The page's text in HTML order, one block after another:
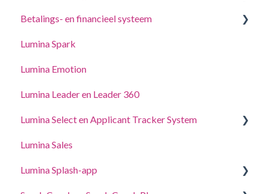
Online Leerportaal (LLXP)
Betalings- en financieel systeem
Punten kopen en transacties bekijken
Lumina Spark
Lumina Emotion
Lumina Leader en Leader 360
Lumina Select en Applicant Tracker System
Applicant Tracker System
Lumina Select Uitleg
Lumina Sales
Lumina Splash-app